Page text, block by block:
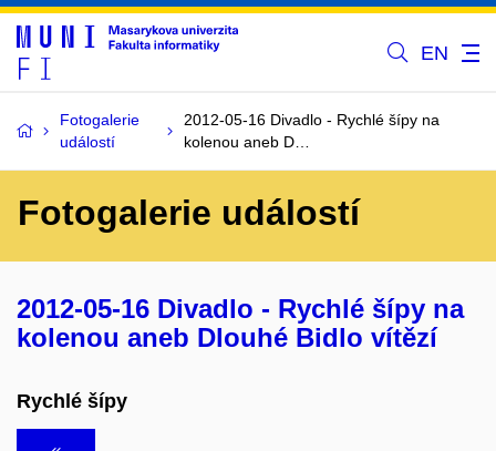
EN
Fotogalerie
událostí
2012-05-16 Divadlo - Rychlé šípy na
kolenou aneb D…
Fotogalerie událostí
2012-05-16 Divadlo - Rychlé šípy na
kolenou aneb Dlouhé Bidlo vítězí
Rychlé šípy